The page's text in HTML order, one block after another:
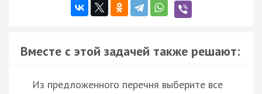
Вместе с этой задачей также решают:
Из предложенного перечня выберите все